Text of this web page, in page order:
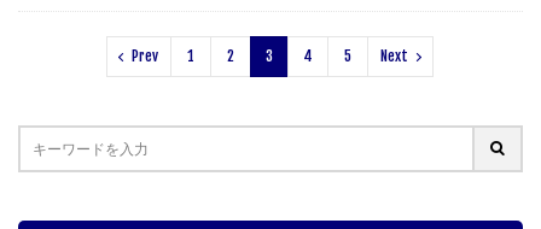
Prev 1 2 3 4 5 Next